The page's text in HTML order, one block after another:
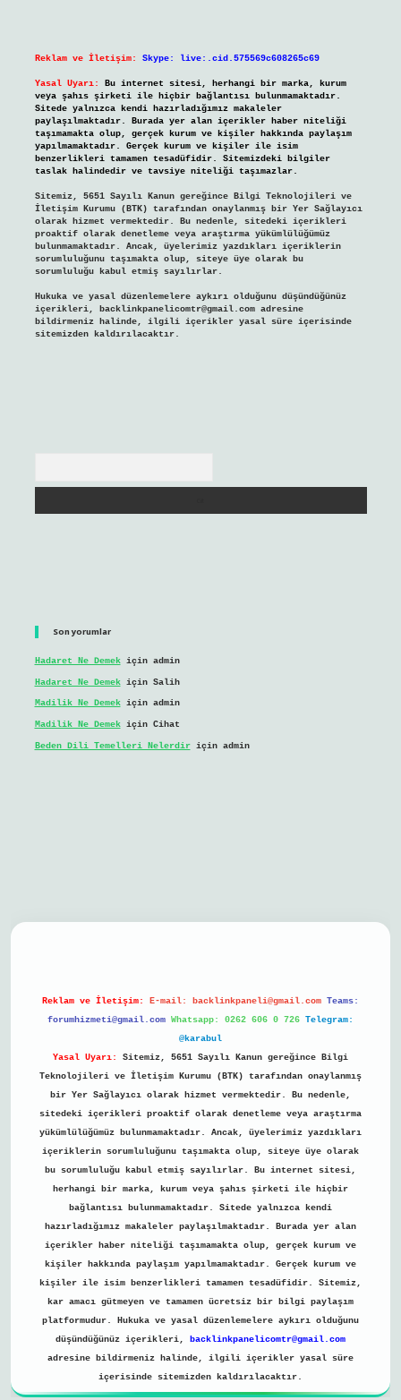
Reklam ve İletişim: Skype: live:.cid.575569c608265c69
Yasal Uyarı:
Bu internet sitesi, herhangi bir marka, kurum
veya şahıs şirketi ile hiçbir bağlantısı bulunmamaktadır.
Sitede yalnızca kendi hazırladığımız makaleler
paylaşılmaktadır. Burada yer alan içerikler haber niteliği
taşımamakta olup, gerçek kurum ve kişiler hakkında paylaşım
yapılmamaktadır. Gerçek kurum ve kişiler ile isim
benzerlikleri tamamen tesadüfidir. Sitemizdeki bilgiler
taslak halindedir ve tavsiye niteliği taşımazlar.
Sitemiz, 5651 Sayılı Kanun gereğince Bilgi Teknolojileri ve
İletişim Kurumu (BTK) tarafından onaylanmış bir Yer Sağlayıcı
olarak hizmet vermektedir. Bu nedenle, sitedeki içerikleri
proaktif olarak denetleme veya araştırma yükümlülüğümüz
bulunmamaktadır. Ancak, üyelerimiz yazdıkları içeriklerin
sorumluluğunu taşımakta olup, siteye üye olarak bu
sorumluluğu kabul etmiş sayılırlar.
Hukuka ve yasal düzenlemelere aykırı olduğunu düşündüğünüz
içerikleri, backlinkpanelicomtr@gmail.comadresine
bildirmeniz halinde, ilgili içerikler yasal süre içerisinde
sitemizden kaldırılacaktır.
Son yorumlar
Hadaret Ne Demekiçin admin
Hadaret Ne Demekiçin Salih
Madilik Ne Demekiçin admin
Madilik Ne Demekiçin Cihat
Beden Dili Temelleri Nelerdiriçin admin
Reklam ve İletişim: E-mail: backlinkpaneli@gmail.com Teams:
forumhizmeti@gmail.com Whatsapp: 0262 606 0 726 Telegram:
@karabul
Yasal Uyarı:
Sitemiz, 5651 Sayılı Kanun gereğince Bilgi
Teknolojileri ve İletişim Kurumu (BTK) tarafından onaylanmış
bir Yer Sağlayıcı olarak hizmet vermektedir. Bu nedenle,
sitedeki içerikleri proaktif olarak denetleme veya araştırma
yükümlülüğümüz bulunmamaktadır. Ancak, üyelerimiz yazdıkları
içeriklerin sorumluluğunu taşımakta olup, siteye üye olarak
bu sorumluluğu kabul etmiş sayılırlar. Bu internet sitesi,
herhangi bir marka, kurum veya şahıs şirketi ile hiçbir
bağlantısı bulunmamaktadır. Sitede yalnızca kendi
hazırladığımız makaleler paylaşılmaktadır. Burada yer alan
içerikler haber niteliği taşımamakta olup, gerçek kurum ve
kişiler hakkında paylaşım yapılmamaktadır. Gerçek kurum ve
kişiler ile isim benzerlikleri tamamen tesadüfidir. Sitemiz,
kar amacı gütmeyen ve tamamen ücretsiz bir bilgi paylaşım
platformudur. Hukuka ve yasal düzenlemelere aykırı olduğunu
düşündüğünüz içerikleri,
backlinkpanelicomtr@gmail.com
adresine bildirmeniz halinde, ilgili içerikler yasal süre
içerisinde sitemizden kaldırılacaktır.